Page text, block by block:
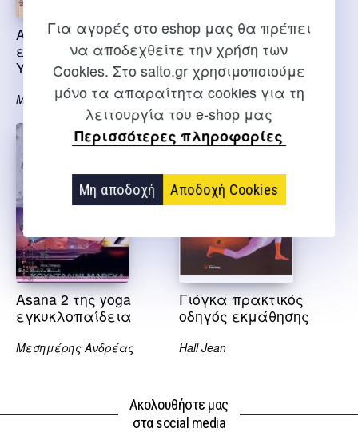
Για αγορές στο eshop μας θα πρέπει
να αποδεχθείτε την χρήση των
Cookies. Στο salto.gr χρησιμοποιούμε
μόνο τα απαραίτητα cookies για τη
λειτουργία του e-shop μας
Περισσότερες πληροφορίες
Μη αποδοχή Αποδοχή Cookies
Απόρρητο: ASANA Η
εγκυκλοπαίδεια της
YOGA
Μεσημέρης Ανδρέας
γιόγκα οδηγός για
πολυάσχολους
ανθρώπους
Ουέλερ Σ.
Asana 2 της yoga
εγκυκλοπαίδεια
Μεσημέρης Ανδρέας
Γιόγκα πρακτικός
οδηγός εκμάθησης
Hall Jean
Ακολουθήστε μας
στα social media